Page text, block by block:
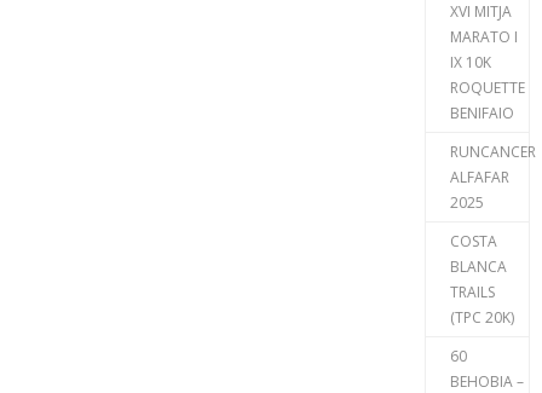
XVI MITJA
MARATO I
IX 10K
ROQUETTE
BENIFAIO
RUNCANCER
ALFAFAR
2025
COSTA
BLANCA
TRAILS
(TPC 20K)
60
BEHOBIA –